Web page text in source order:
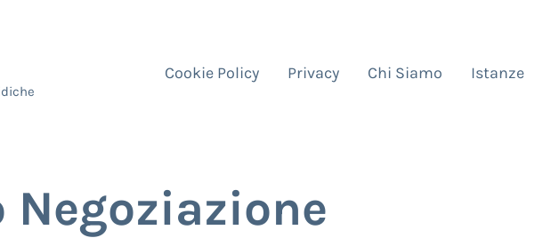
Cookie Policy Privacy Chi Siamo Istanze